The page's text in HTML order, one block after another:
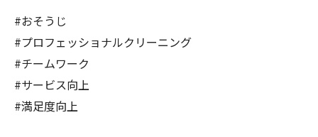
#おそうじ
#プロフェッショナルクリーニング
#チームワーク
#サービス向上
#満足度向上